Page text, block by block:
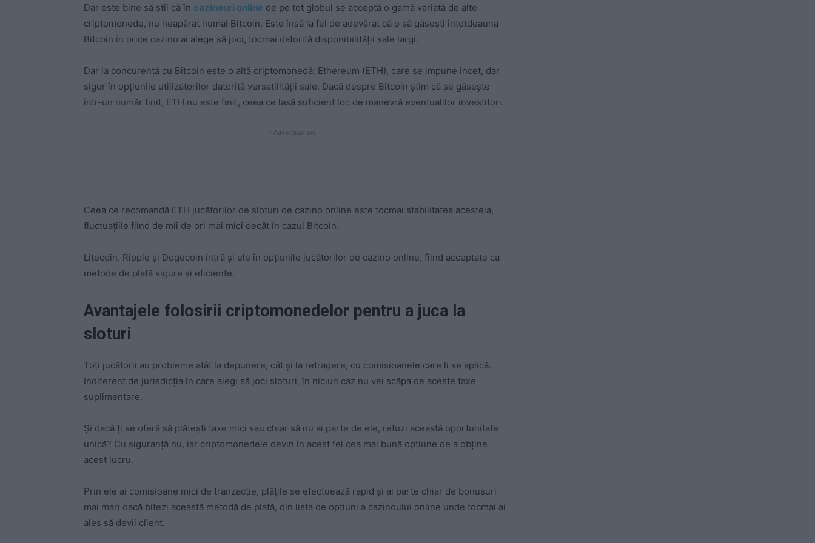
Dar este bine să ştii că în cazinouri online de pe tot globul se acceptă o gamă variată de alte
criptomonede, nu neapărat numai Bitcoin. Este însă la fel de adevărat că o să găseşti întotdeauna
Bitcoin în orice cazino ai alege să joci, tocmai datorită disponibilităţii sale largi.
Dar la concurenţă cu Bitcoin este o altă criptomonedă: Ethereum (ETH), care se impune încet, dar
sigur în opţiunile utilizatorilor datorită versatilității sale. Dacă despre Bitcoin ştim că se găseşte
într-un număr finit, ETH nu este finit, ceea ce lasă suficient loc de manevră eventualilor investitori.
- Advertisement -
Ceea ce recomandă ETH jucătorilor de sloturi de cazino online este tocmai stabilitatea acesteia,
fluctuaţiile fiind de mii de ori mai mici decât în cazul Bitcoin.
Litecoin, Ripple şi Dogecoin intră şi ele în opţiunile jucătorilor de cazino online, fiind acceptate ca
metode de plată sigure şi eficiente.
Avantajele folosirii criptomonedelor pentru a juca la
sloturi
Toţi jucătorii au probleme atât la depunere, cât şi la retragere, cu comisioanele care li se aplică.
Indiferent de jurisdicţia în care alegi să joci sloturi, în niciun caz nu vei scăpa de aceste taxe
suplimentare.
Şi dacă ţi se oferă să plăteşti taxe mici sau chiar să nu ai parte de ele, refuzi această oportunitate
unică? Cu siguranţă nu, iar criptomonedele devin în acest fel cea mai bună opţiune de a obţine
acest lucru.
Prin ele ai comisioane mici de tranzacţie, plăţile se efectuează rapid şi ai parte chiar de bonusuri
mai mari dacă bifezi această metodă de plată, din lista de opţiuni a cazinoului online unde tocmai ai
ales să devii client.